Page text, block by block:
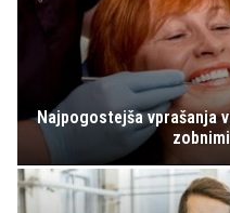
Najpogostejša vprašanja